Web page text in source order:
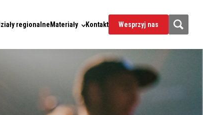
regionalneMateriały Kontakt Wesprzyj nas